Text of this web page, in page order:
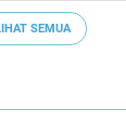
SEMUA